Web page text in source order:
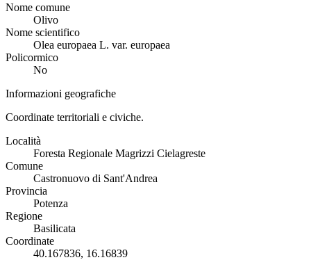
Nome comune
Olivo
Nome scientifico
Olea europaea L. var. europaea
Policormico
No
Informazioni geografiche
Coordinate territoriali e civiche.
Località
Foresta Regionale Magrizzi Cielagreste
Comune
Castronuovo di Sant'Andrea
Provincia
Potenza
Regione
Basilicata
Coordinate
40.167836, 16.16839